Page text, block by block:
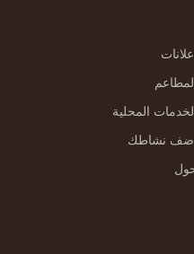
إعلانات
المطاعم
الخدمات المحلية
أضف نشاطك